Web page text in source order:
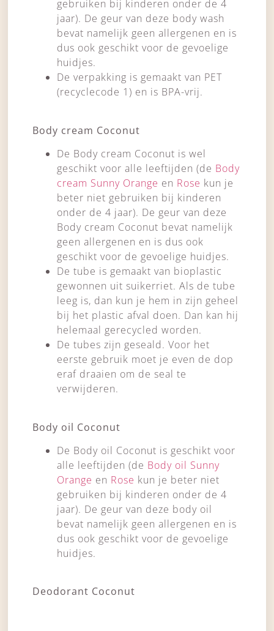
gebruiken bij kinderen onder de 4
jaar). De geur van deze body wash
bevat namelijk geen allergenen en is
dus ook geschikt voor de gevoelige
huidjes.
De verpakking is gemaakt van PET
(recyclecode 1) en is BPA-vrij.
Body cream Coconut
De Body cream Coconut is wel
geschikt voor alle leeftijden (de Body
cream Sunny Orange en Rose kun je
beter niet gebruiken bij kinderen
onder de 4 jaar). De geur van deze
Body cream Coconut bevat namelijk
geen allergenen en is dus ook
geschikt voor de gevoelige huidjes.
De tube is gemaakt van bioplastic
gewonnen uit suikerriet. Als de tube
leeg is, dan kun je hem in zijn geheel
bij het plastic afval doen. Dan kan hij
helemaal gerecycled worden.
De tubes zijn geseald. Voor het
eerste gebruik moet je even de dop
eraf draaien om de seal te
verwijderen.
Body oil Coconut
De Body oil Coconut is geschikt voor
alle leeftijden (de Body oil Sunny
Orange en Rose kun je beter niet
gebruiken bij kinderen onder de 4
jaar). De geur van deze body oil
bevat namelijk geen allergenen en is
dus ook geschikt voor de gevoelige
huidjes.
Deodorant Coconut